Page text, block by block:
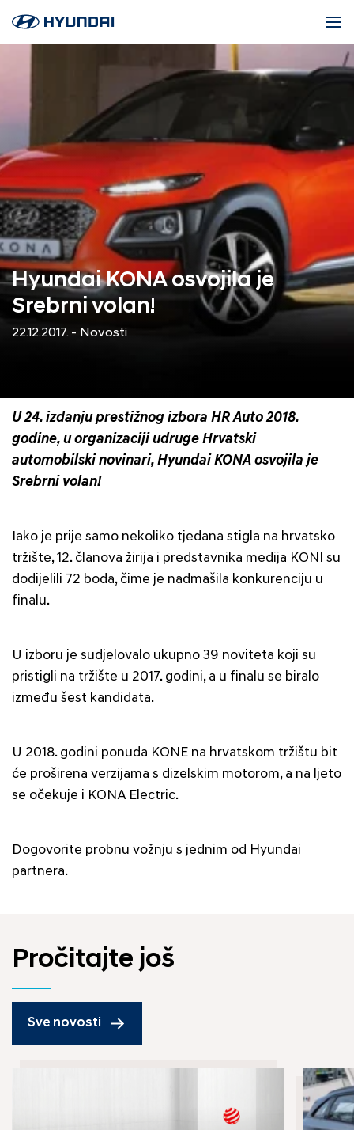
Hyundai KONA osvojila je
Srebrni volan!
22.12.2017. - Novosti
U 24. izdanju prestižnog izbora HR Auto 2018.
godine, u organizaciji udruge Hrvatski
automobilski novinari, Hyundai KONA osvojila je
Srebrni volan!
Iako je prije samo nekoliko tjedana stigla na hrvatsko
tržište, 12. članova žirija i predstavnika medija KONI su
dodijelili 72 boda, čime je nadmašila konkurenciju u
finalu.
U izboru je sudjelovalo ukupno 39 noviteta koji su
pristigli na tržište u 2017. godini, a u finalu se biralo
između šest kandidata.
U 2018. godini ponuda KONE na hrvatskom tržištu bit
će proširena verzijama s dizelskim motorom, a na ljeto
se očekuje i KONA Electric.
Dogovorite probnu vožnju s jednim od Hyundai
partnera.
Pročitajte još
Sve novosti